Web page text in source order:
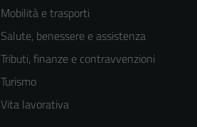
Mobilità e trasporti
Salute, benessere e assistenza
Tributi, finanze e contravvenzioni
Turismo
Vita lavorativa